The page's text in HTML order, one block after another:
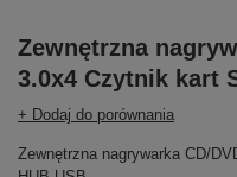
Zewnętrzna
3.0x4 Czytnik kart
+ Dodaj do porównania
Zewnętrzna nagrywarka CD/